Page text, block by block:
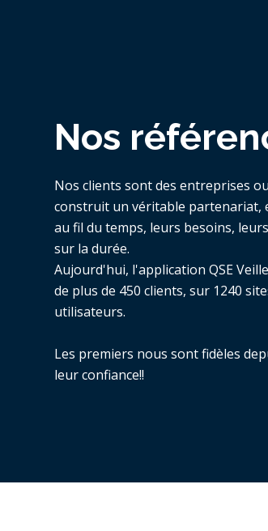
Nos
Nos clients sont des entreprises
construit un véritable partenariat,
au fil du temps, leurs besoins,
sur la durée.
Aujourd'hui, l'application QSE
de plus de 450 clients, sur 1240
utilisateurs.
Les premiers nous sont fidèles
leur confiance!!